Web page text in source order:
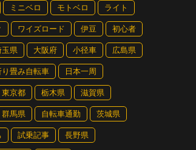
ミニベロ モトベロ ライト
ワイズロード 伊豆 初心者
玉県 大阪府 小径車 広島県
り畳み自転車 日本一周
東京都 栃木県 滋賀県
群馬県 自転車通勤 茨城県
試乗記事 長野県